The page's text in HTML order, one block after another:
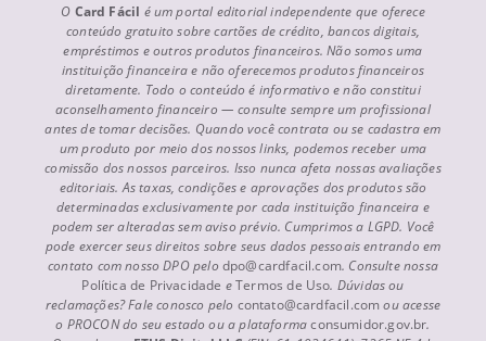
O Card Fácil é um portal editorial independente que oferece
conteúdo gratuito sobre cartões de crédito, bancos digitais,
empréstimos e outros produtos financeiros. Não somos uma
instituição financeira e não oferecemos produtos financeiros
diretamente. Todo o conteúdo é informativo e não constitui
aconselhamento financeiro — consulte sempre um profissional
antes de tomar decisões. Quando você contrata ou se cadastra em
um produto por meio dos nossos links, podemos receber uma
comissão dos nossos parceiros. Isso nunca afeta nossas avaliações
editoriais. As taxas, condições e aprovações dos produtos são
determinadas exclusivamente por cada instituição financeira e
podem ser alteradas sem aviso prévio. Cumprimos a LGPD. Você
pode exercer seus direitos sobre seus dados pessoais entrando em
contato com nosso DPO pelo dpo@cardfacil.com. Consulte nossa
Política de Privacidade eTermos de Uso. Dúvidas ou
reclamações? Fale conosco pelo contato@cardfacil.comou acesse
o PROCON do seu estado ou a plataformaconsumidor.gov.br.